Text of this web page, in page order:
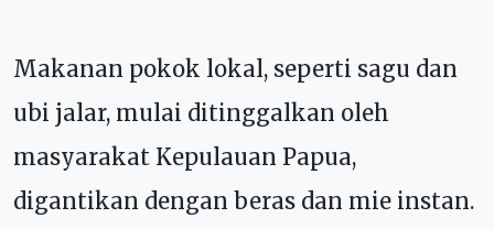
Makanan pokok lokal, seperti sagu dan
ubi jalar, mulai ditinggalkan oleh
masyarakat Kepulauan Papua,
digantikan dengan beras dan mie instan.